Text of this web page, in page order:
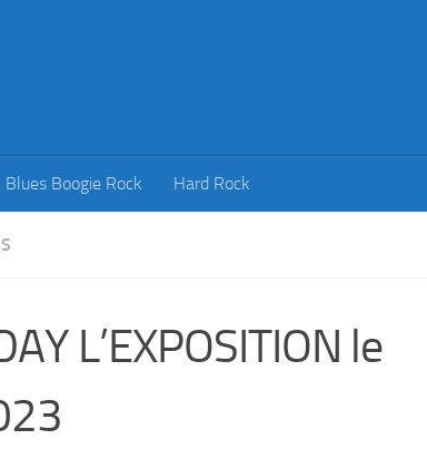
Blues Boogie Rock Hard Rock
L’EXPOSITION le